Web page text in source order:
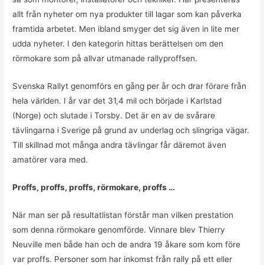
allt från nyheter om nya produkter till lagar som kan påverka
framtida arbetet. Men ibland smyger det sig även in lite mer
udda nyheter. I den kategorin hittas berättelsen om den
rörmokare som på allvar utmanade rallyproffsen.
Svenska Rallyt genomförs en gång per år och drar förare från
hela världen. I år var det 31,4 mil och började i Karlstad
(Norge) och slutade i Torsby. Det är en av de svårare
tävlingarna i Sverige på grund av underlag och slingriga vägar.
Till skillnad mot många andra tävlingar får däremot även
amatörer vara med.
Proffs, proffs, proffs, rörmokare, proffs …
När man ser på resultatlistan förstår man vilken prestation
som denna rörmokare genomförde. Vinnare blev Thierry
Neuville men både han och de andra 19 åkare som kom före
var proffs. Personer som har inkomst från rally på ett eller